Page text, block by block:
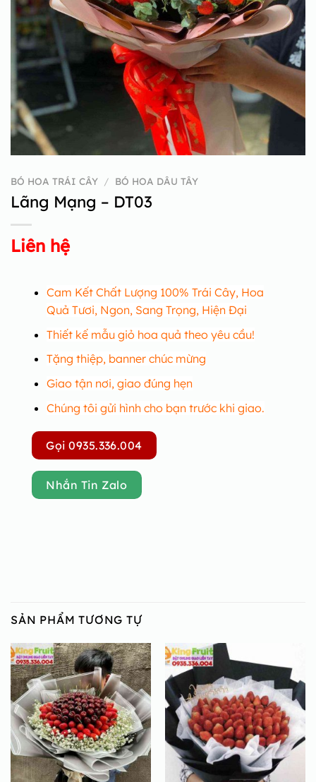
BÓ HOA TRÁI CÂY / BÓ HOA DÂU TÂY
Lãng Mạng – DT03
Liên hệ
Cam Kết Chất Lượng 100% Trái Cây, Hoa
Quả Tươi, Ngon, Sang Trọng, Hiện Đại
Thiết kế mẫu giỏ hoa quả theo yêu cầu!
Tặng thiệp, banner chúc mừng
Giao tận nơi, giao đúng hẹn
Chúng tôi gửi hình cho bạn trước khi giao.
Gọi 0935.336.004
Nhắn Tin Zalo
SẢN PHẨM TƯƠNG TỰ